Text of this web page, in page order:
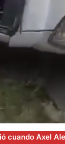
cuando Axel